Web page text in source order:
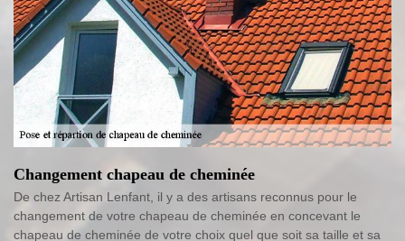
Changement chapeau de cheminée
De chez Artisan Lenfant, il y a des artisans reconnus pour le
changement de votre chapeau de cheminée en concevant le
chapeau de cheminée de votre choix quel que soit sa taille et sa